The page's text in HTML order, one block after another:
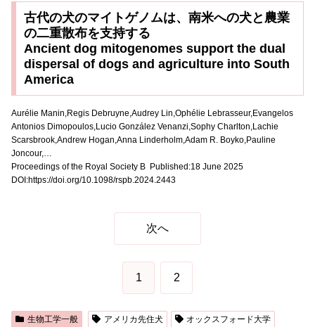
古代の犬のマイトゲノムは、南米への犬と農業
の二重散布を支持する
Ancient dog mitogenomes support the dual
dispersal of dogs and agriculture into South
America
Aurélie Manin,Regis Debruyne,Audrey Lin,Ophélie Lebrasseur,Evangelos
Antonios Dimopoulos,Lucio González Venanzi,Sophy Charlton,Lachie
Scarsbrook,Andrew Hogan,Anna Linderholm,Adam R. Boyko,Pauline
Joncour,…
Proceedings of the Royal Society B Published:18 June 2025
DOI:https://doi.org/10.1098/rspb.2024.2443
次へ
1 2
生物工学一般 アメリカ先住犬
オックスフォード大学